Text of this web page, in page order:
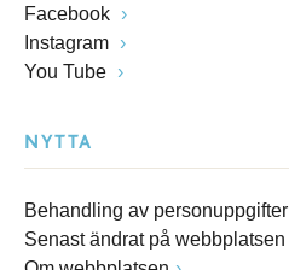
Facebook
Instagram
You Tube
NYTTA
Behandling av personuppgifter
Senast ändrat på webbplatsen